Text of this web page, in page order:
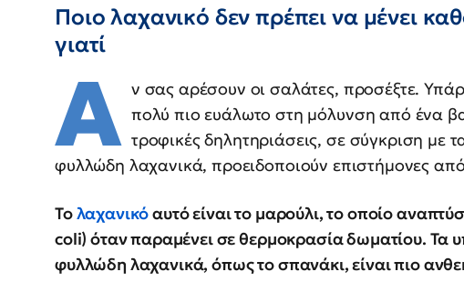
Ποιο λαχανικό δεν πρέπει να μένει
γιατί
Α ν σας αρέσουν οι σαλάτες, προσέξτε.
πολύ πιο ευάλωτο στη μόλυνση από ένα
τροφικές δηλητηριάσεις, σε σύγκριση με
φυλλώδη λαχανικά, προειδοποιούν επιστήμονες
Τολαχανικόαυτό είναι το μαρούλι, το οποίο
coli) όταν παραμένει σε θερμοκρασία δωματίου. Τα
φυλλώδη λαχανικά, όπως το σπανάκι, είναι πιο